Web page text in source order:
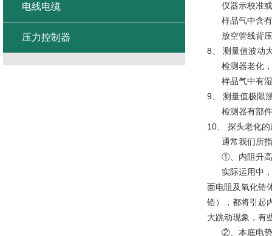
仪器示校准或
样品气中含有
放空管线背压
8、 测量值波动
检测器老化，
样品气中有湿
9、 测量值极限
检测器有部件
10、 探头老化
通常我们所指
①、内阻升高
实际运用中，
面电阻及氧化锆
锆），都将引起
大跳动现象，有
②、本底电势
电线电缆
压力控制器